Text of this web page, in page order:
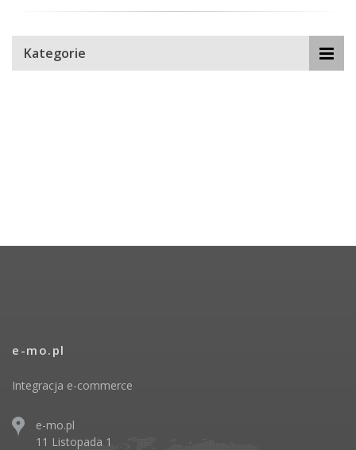
Kategorie
e-mo.pl
Integracja e-commerce
e-mo.pl
11 Listopada 1